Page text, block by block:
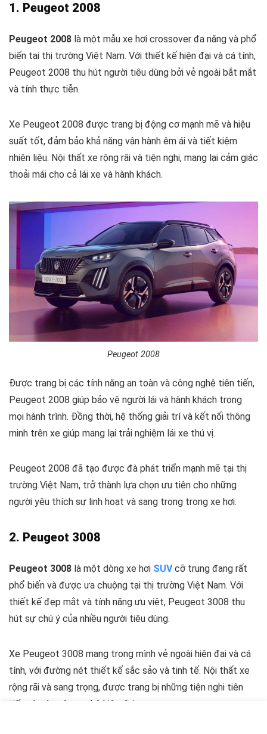
1. Peugeot 2008
Peugeot 2008 là một mẫu xe hơi crossover đa năng và phổ
biến tại thị trường Việt Nam. Với thiết kế hiện đại và cá tính,
Peugeot 2008 thu hút người tiêu dùng bởi vẻ ngoài bắt mắt
và tính thực tiễn.
Xe Peugeot 2008 được trang bị động cơ mạnh mẽ và hiệu
suất tốt, đảm bảo khả năng vận hành êm ái và tiết kiệm
nhiên liệu. Nội thất xe rộng rãi và tiện nghi, mang lại cảm giác
thoải mái cho cả lái xe và hành khách.
Peugeot 2008
Được trang bị các tính năng an toàn và công nghệ tiên tiến,
Peugeot 2008 giúp bảo vệ người lái và hành khách trong
mọi hành trình. Đồng thời, hệ thống giải trí và kết nối thông
minh trên xe giúp mang lại trải nghiệm lái xe thú vị.
Peugeot 2008 đã tạo được đà phát triển mạnh mẽ tại thị
trường Việt Nam, trở thành lựa chọn ưu tiên cho những
người yêu thích sự linh hoạt và sang trọng trong xe hơi.
2. Peugeot 3008
Peugeot 3008 là một dòng xe hơi SUVcỡ trung đang rất
phổ biến và được ưa chuộng tại thị trường Việt Nam. Với
thiết kế đẹp mắt và tính năng ưu việt, Peugeot 3008 thu
hút sự chú ý của nhiều người tiêu dùng.
Xe Peugeot 3008 mang trong mình vẻ ngoài hiện đại và cá
tính, với đường nét thiết kế sắc sảo và tinh tế. Nội thất xe
rộng rãi và sang trọng, được trang bị những tiện nghi tiên
tiến và các công nghệ hiện đại.